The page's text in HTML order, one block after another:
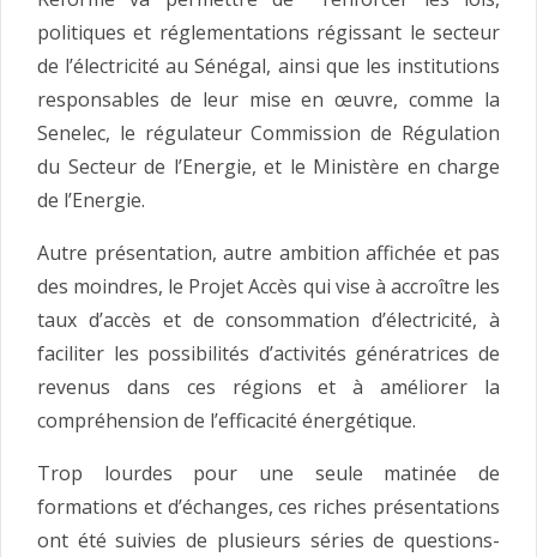
politiques et réglementations régissant le secteur
de l’électricité au Sénégal, ainsi que les institutions
responsables de leur mise en œuvre, comme la
Senelec, le régulateur Commission de Régulation
du Secteur de l’Energie, et le Ministère en charge
de l’Energie.
Autre présentation, autre ambition affichée et pas
des moindres, le Projet Accès qui vise à accroître les
taux d’accès et de consommation d’électricité, à
faciliter les possibilités d’activités génératrices de
revenus dans ces régions et à améliorer la
compréhension de l’efficacité énergétique.
Trop lourdes pour une seule matinée de
formations et d’échanges, ces riches présentations
ont été suivies de plusieurs séries de questions-